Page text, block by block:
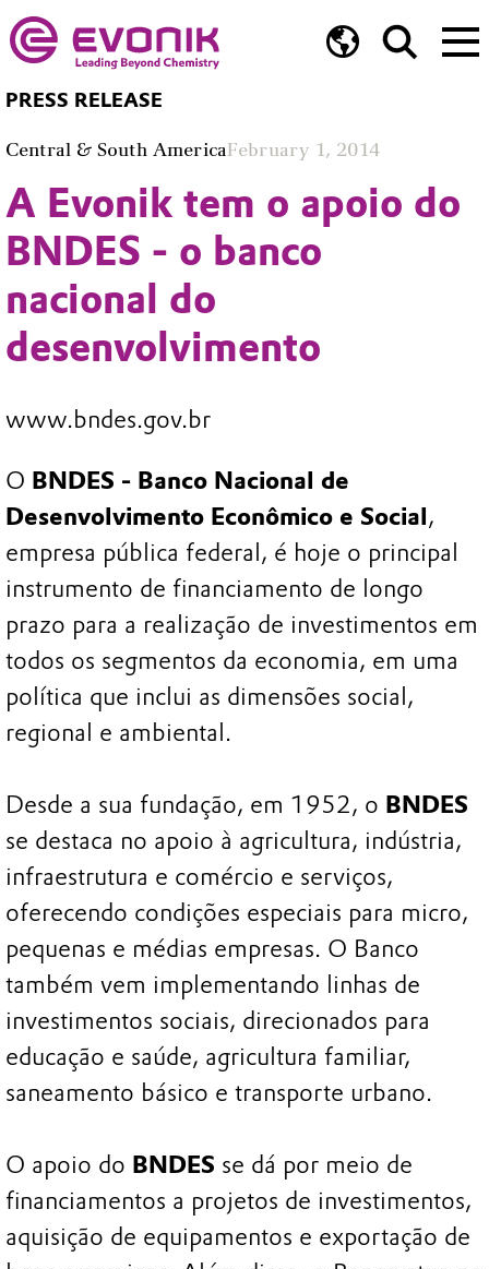
PRESS RELEASE
Central & South AmericaFebruary 1, 2014
A Evonik tem o apoio do
BNDES - o banco
nacional do
desenvolvimento
www.bndes.gov.br
O BNDES - Banco Nacional de
Desenvolvimento Econômico e Social,
empresa pública federal, é hoje o principal
instrumento de financiamento de longo
prazo para a realização de investimentos em
todos os segmentos da economia, em uma
política que inclui as dimensões social,
regional e ambiental.
Desde a sua fundação, em 1952, o BNDES
se destaca no apoio à agricultura, indústria,
infraestrutura e comércio e serviços,
oferecendo condições especiais para micro,
pequenas e médias empresas. O Banco
também vem implementando linhas de
investimentos sociais, direcionados para
educação e saúde, agricultura familiar,
saneamento básico e transporte urbano.
O apoio do BNDES se dá por meio de
financiamentos a projetos de investimentos,
aquisição de equipamentos e exportação de